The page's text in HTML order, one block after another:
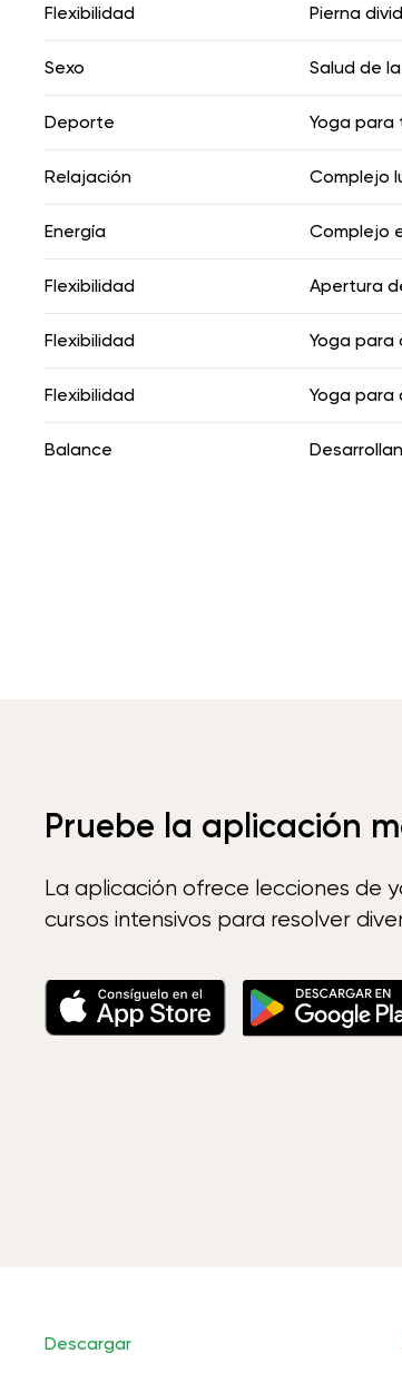
Flexibilidad Pierna
Sexo Salud de
Deporte Yoga para
Relajación Complejo
Energía Complejo
Flexibilidad Apertura
Flexibilidad Yoga para
Flexibilidad Yoga para
Balance
Pruebe la aplicación
La aplicación ofrece lecciones de
cursos intensivos para resolver
Descargar